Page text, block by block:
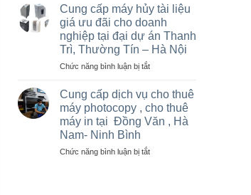
vận
động
olympic
ở
thanh
trì
thường
tín
Thọ
và
các
khu
công
nghiệp
cho
thuê
máy
Photocopy
văn
giá
rẻ
Cung cấp máy hủy tài liệu
giá ưu đãi cho doanh
nghiệp tại đại dự án Thanh
Trì, Thường Tín – Hà Nội
Chức năng bình luận bị tắtở
cấp
máy
hủy
tài
giá
Cung cấp dịch vụ cho thuê
máy photocopy , cho thuê
máy in tại Đồng Văn , Hà
Nam- Ninh Bình
Chức năng bình luận bị tắtở